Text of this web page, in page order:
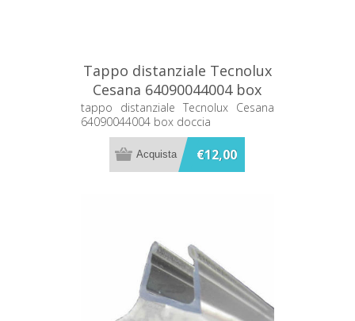
Tappo distanziale Tecnolux
Cesana 64090044004 box
doccia
tappo distanziale Tecnolux Cesana
64090044004 box doccia
€12,00